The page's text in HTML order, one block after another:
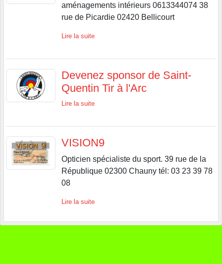
aménagements intérieurs 0613344074 38
rue de Picardie 02420 Bellicourt
Lire la suite
Devenez sponsor de Saint-
Quentin Tir à l'Arc
Lire la suite
VISION9
Opticien spécialiste du sport. 39 rue de la
République 02300 Chauny tél: 03 23 39 78
08
Lire la suite